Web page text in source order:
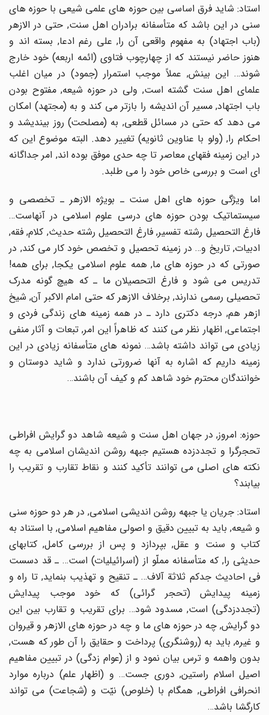
استاد: شاید فرق اساسى بین حوزه هاى علمى شیعى با حوزه هاى
سنى در این باشد که متأسفانه برادران اهل سنت, حتى در الازهر
(باب اجتهاد) به مفهوم واقعى آن را, على رغم ادعا, بسته اند و
هنوز حاضر نیستند که از چهارچوب فتاوى (ائمه اربعه) خود خارج
شوند… این بینش, عملاً موجب استمرار (جمود) در میان اغلب
علماى اهل سنت گشته است, ولى در حوزه شیعه, مفتوح بودن
باب اجتهاد, مسیر آن اندیشه را بازتر مى کند و به (مجتهد) امکان
مى دهد که حتى در مسائل قطعى, به (مصلحت) روز بیندیشد و
احکام را, (ولو با عناوین ثانویه) تغییر دهد. البته موضوع این که
در این زمینه فقهاى معاصر تا چه حدى موفق بوده اند, امر جداگانه
اى است و بررسى خاص خود را مى طلبد.
اما ویژگى حوزه هاى اهل سنت ـ بویژه الازهر ـ تخصصى و
سیستماتیک بودن حوزه هاى درسى علوم اسلامى در آنهاست…
فارغ التحصیل رشته تفسیر, فارغ التحصیل رشته حدیث, کلام, فقه,
ادبیات, تاریخ و… در زمینه تحصیل و تخصص خود کار مى کند, در
صورتى که در حوزه هاى ما, همه علوم اسلامى یکجا, براى همه!
تدریس مى شود و فارغ التحصیلان ما ـ که هیچ گونه مدرک
تحصیلى رسمى ندارند, برخلاف الازهر که حتى امام الاکبر آن, شیخ
ازهر هم, درجه دکترى دارد ـ در همه زمینه هاى زندگى فردى و
اجتماعى, اظهار نظر مى کنند که ظاهراً این امر, تبعات و آثار منفى
زیادى مى تواند داشته باشد… نمونه هاى متأسفانه زیادى در این
زمینه داریم که اشاره به آنها ضرورتى ندارد و شاید دوستان و
خوانندگان محترم خود شاهد کم و کیف آن باشند…
حوزه: امروز, در جهان اهل سنت و شیعه شاهد دو گرایش افراطى
تحجرگرا و تجددزده هستیم جبهه روشن اندیشان اسلامى به چه
نکته هاى اصلى مى توانند تأکید کنند و نقاط تقارب و تقریب را
بیابند؟
استاد: جریان یا جبهه روشن اندیشى اسلامى, در هر دو حوزه سنى
و شیعه, باید به تبیین دقیق و اصولى مفاهیم اسلامى, با استناد به
کتاب و سنت و عقل, بپردازد و پس از بررسى کامل, کتابهاى
حدیثى را, که متأسفانه مملّو از (اسرائیلیات) است… ـ قد دسست
فى احادیث جدکم ثلاثة آلاف… ـ تنقیح و تهذیب بنماید, تا راه و
زمینه پیدایش (تحجر گرائى) که خود موجب پیدایش
(تجددزدگى) است, مسدود شود… براى تقریب و تقارب بین این
دو گرایش, چه در حوزه هاى ما و چه در حوزه هاى الازهر و قیروان
و غیره, باید به (روشنگرى) پرداخت و حقایق را آن طور که هست,
بدون واهمه و ترس بیان نمود و از (عوام زدگى) در تبیین مفاهیم
اصیل اسلام راستین, دورى جست… و (اظهار علم) درباره موارد
انحرافى افراطى, همگام با (خلوص) نیّت و (شجاعت) مى تواند
کارگشا باشد…